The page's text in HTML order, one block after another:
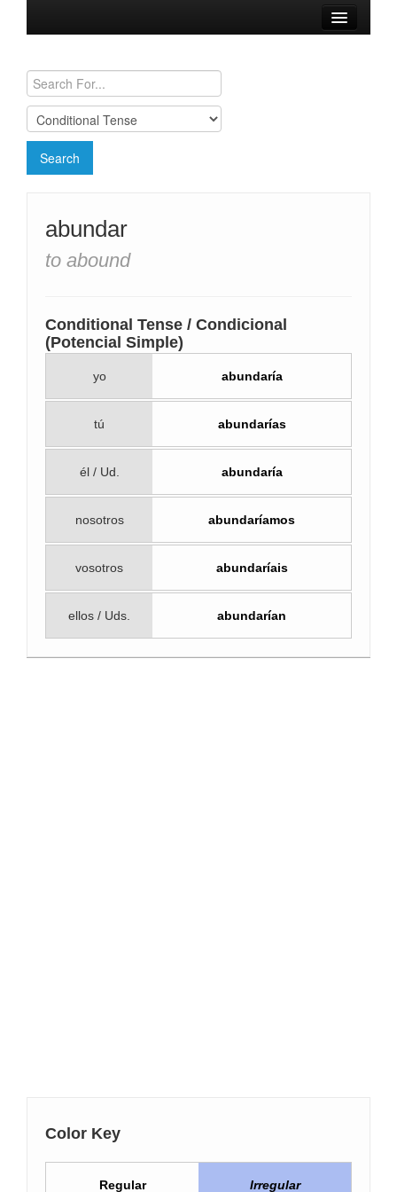
Conjugation Charts
Need a Spanish Tutor?
abundar
to abound
Conditional Tense / Condicional
(Potencial Simple)
yo abundaría
tú abundarías
él / Ud. abundaría
nosotros abundaríamos
vosotros abundaríais
ellos / Uds. abundarían
Color Key
Regular Irregular